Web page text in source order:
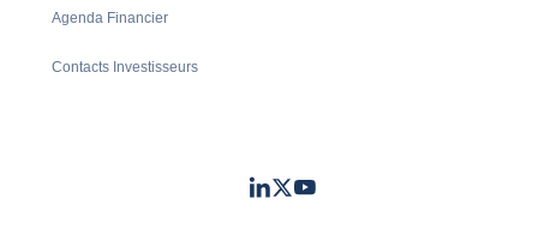
Agenda Financier
Contacts Investisseurs
LinkedIn
TwitterYoutube